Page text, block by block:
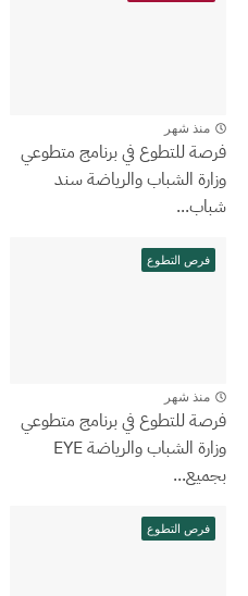
منذ شهر
فرصة للتطوع في برنامج متطوعي
وزارة الشباب والرياضة سند
شباب...
فرص التطوع
منذ شهر
فرصة للتطوع في برنامج متطوعي
وزارة الشباب والرياضة EYE
بجميع...
فرص التطوع